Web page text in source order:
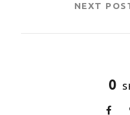
NEXT
0